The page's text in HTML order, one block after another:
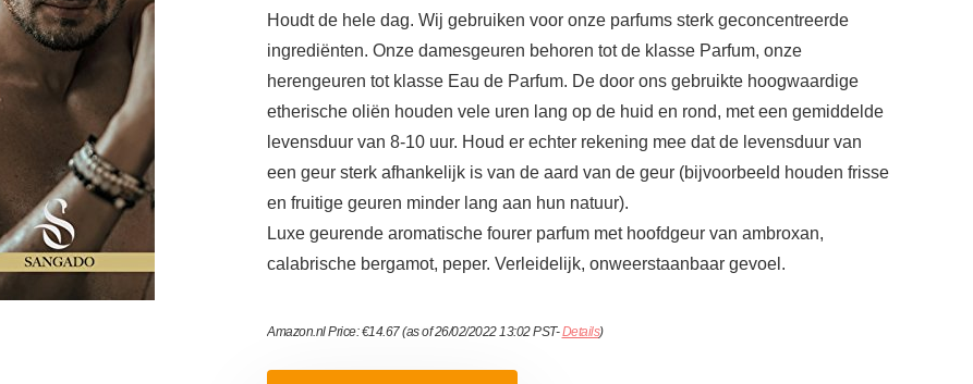
Houdt de hele dag. Wij gebruiken voor onze parfums sterk geconcentreerde
ingrediënten. Onze damesgeuren behoren tot de klasse Parfum, onze
herengeuren tot klasse Eau de Parfum. De door ons gebruikte hoogwaardige
etherische oliën houden vele uren lang op de huid en rond, met een gemiddelde
levensduur van 8-10 uur. Houd er echter rekening mee dat de levensduur van
een geur sterk afhankelijk is van de aard van de geur (bijvoorbeeld houden frisse
en fruitige geuren minder lang aan hun natuur).
Luxe geurende aromatische fourer parfum met hoofdgeur van ambroxan,
calabrische bergamot, peper. Verleidelijk, onweerstaanbaar gevoel.
Amazon.nl Price:€14.67(as of 26/02/2022 13:02 PST-Details)